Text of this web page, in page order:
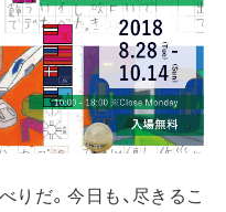
りだ。今日も、尽きるこ